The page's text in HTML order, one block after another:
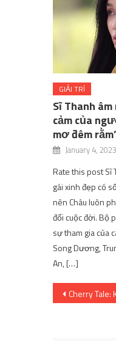
GIẢI TRÍ
Sĩ Thanh
cảm của
mơ đêm rằm’
January 4, 2023
Rate this post Sĩ
gái xinh đẹp có
nên Châu luôn
đổi cuộc đời. Bộ
sự tham gia của
Song Dương,
An, […]
Post
Cherry Tale: Khi các nhân vật cổ tích hóa thân